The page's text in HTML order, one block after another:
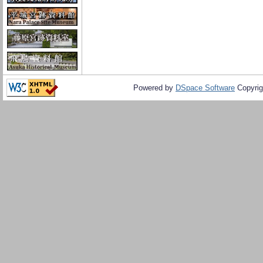
Powered by DSpace Software